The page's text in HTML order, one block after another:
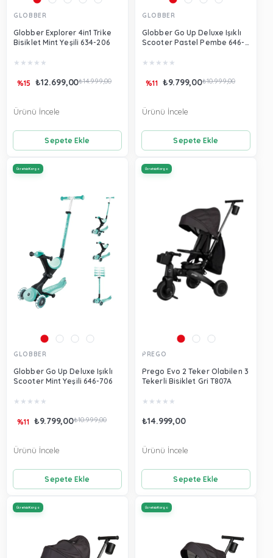
GLOBBER
Globber Explorer 4in1 Trike
Bisiklet Mint Yeşili 634-206
★ ★ ★ ★ ★
₺12.699,00₺14.999,00
%15
Sepete Ekle
Ürünü İncele
GLOBBER
Globber Go Up Deluxe Işıklı
Scooter Pastel Pembe 646-
★ ★ ★ ★ ★
₺9.799,00₺10.999,00
%11
Sepete Ekle
Ürünü İncele
GLOBBER
Globber Go Up Deluxe Işıklı
Scooter Mint Yeşili 646-706
★ ★ ★ ★ ★
₺9.799,00₺10.999,00
%11
Sepete Ekle
Ürünü İncele
Ücretsiz Kargo
PREGO
Prego Evo 2 Teker Olabilen 3
Tekerli Bisiklet Gri T807A
★ ★ ★ ★ ★
₺14.999,00
Sepete Ekle
Ürünü İncele
Ücretsiz Kargo
Ücretsiz Kargo Ücretsiz Kargo